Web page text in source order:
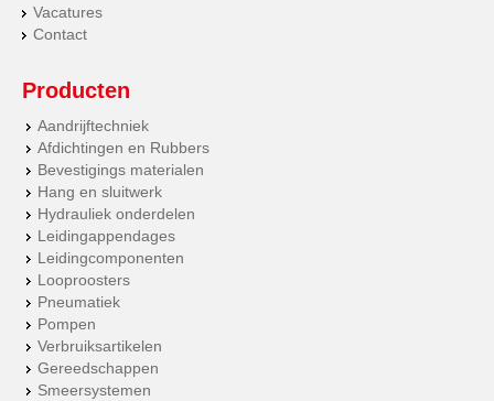
Vacatures
Contact
Producten
Aandrijftechniek
Afdichtingen en Rubbers
Bevestigings materialen
Hang en sluitwerk
Hydrauliek onderdelen
Leidingappendages
Leidingcomponenten
Looproosters
Pneumatiek
Pompen
Verbruiksartikelen
Gereedschappen
Smeersystemen